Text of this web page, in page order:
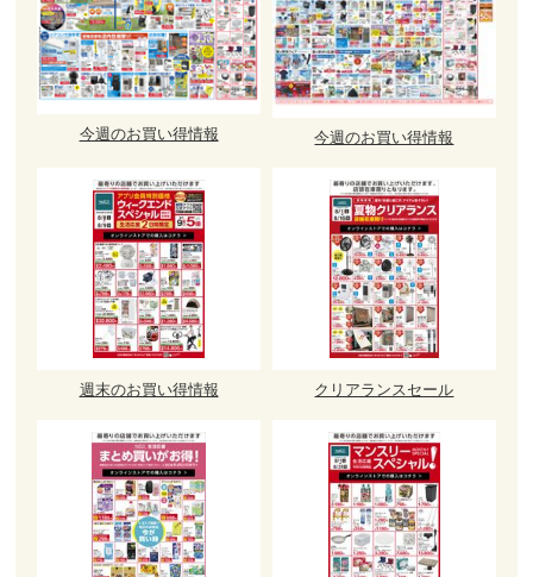
今週のお買い得情報 今週のお買い得情報
週末のお買い得情報 クリアランスセール